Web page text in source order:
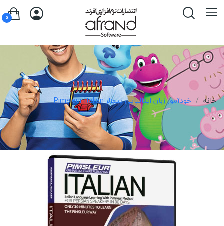
0
خانه خودآموز زبان ایتالیایی پیمزلر Pimsleur Italian